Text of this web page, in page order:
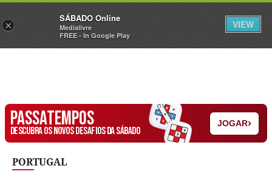
Sábado Assine Iniciar Sessão
PASSATEMPOS
DESCUBRA OS NOVOS DESAFIOS DA SÁBADO
JOGAR›
PORTUGAL
×
SÁBADO Online
Medialivre
FREE - In Google Play
VIEW